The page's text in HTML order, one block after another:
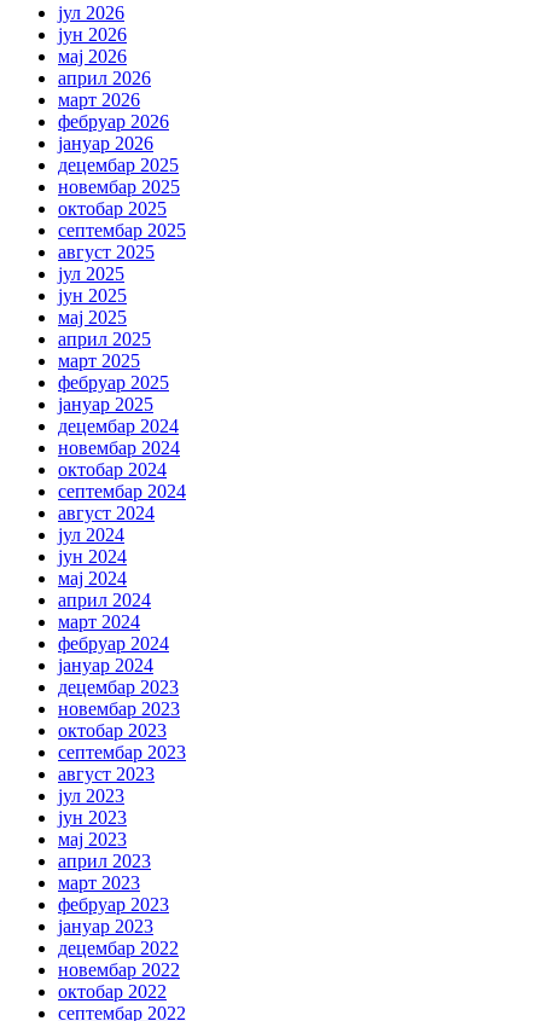
јул 2026
јун 2026
мај 2026
април 2026
март 2026
фебруар 2026
јануар 2026
децембар 2025
новембар 2025
октобар 2025
септембар 2025
август 2025
јул 2025
јун 2025
мај 2025
април 2025
март 2025
фебруар 2025
јануар 2025
децембар 2024
новембар 2024
октобар 2024
септембар 2024
август 2024
јул 2024
јун 2024
мај 2024
април 2024
март 2024
фебруар 2024
јануар 2024
децембар 2023
новембар 2023
октобар 2023
септембар 2023
август 2023
јул 2023
јун 2023
мај 2023
април 2023
март 2023
фебруар 2023
јануар 2023
децембар 2022
новембар 2022
октобар 2022
септембар 2022